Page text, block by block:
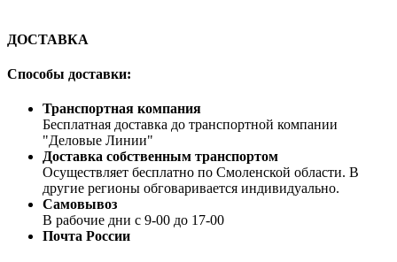
ДОСТАВКА
Способы доставки:
Транспортная компания
Бесплатная доставка до транспортной компании
"Деловые Линии"
Доставка собственным транспортом
Осуществляет бесплатно по Смоленской области. В
другие регионы обговаривается индивидуально.
Самовывоз
В рабочие дни с 9-00 до 17-00
Почта России